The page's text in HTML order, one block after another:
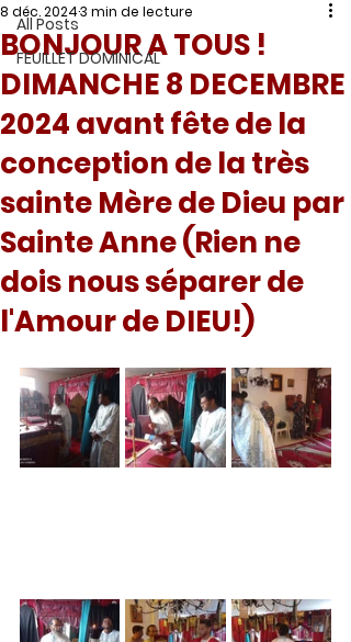
All Posts
FEUILLET DOMINICAL
BONJOUR A TOUS !
DIMANCHE 8 DECEMBRE
2024 avant fête de la
conception de la très
sainte Mère de Dieu par
Sainte Anne (Rien ne
dois nous séparer de
l'Amour de DIEU!)
8 déc. 20243 min de lecture